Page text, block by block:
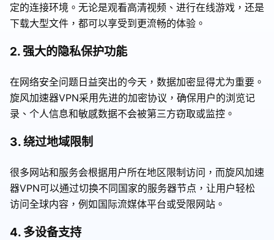
定的连接环境。无论是观看高清视频、进行在线游戏，还是
下载大型文件，都可以享受到更流畅的体验。
2. 强大的隐私保护功能
在网络安全问题日益突出的今天，数据加密显得尤为重要。
旋风加速器VPN采用先进的加密协议，确保用户的浏览记
录、个人信息和敏感数据不会被第三方窃取或监控。
3. 绕过地域限制
很多网站和服务会根据用户所在地区限制访问，而旋风加速
器VPN可以通过切换不同国家的服务器节点，让用户轻松
访问全球内容，例如国际流媒体平台或受限网站。
4. 多设备支持